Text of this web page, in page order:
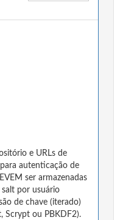
e URLs de
autenticação de
ser armazenadas
por usuário
de chave (iterado)
Scrypt ou PBKDF2).